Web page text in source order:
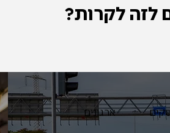
לזה לקרות?
ארגונים